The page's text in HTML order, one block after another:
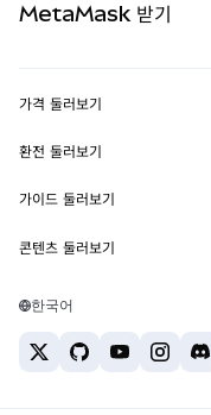
실물자산
MetaMask Connect
Snaps
웹3 서비스
MetaMask 받기
보안
고객 지원
채용
가격 둘러보기
이더리움 가격
솔라나 가격
테더 가격
환전 둘러보기
ETH를 USD로 환전
USDT를 INR로 환전
BTC를 INR로 환전
ETH를 USDT로 환전
가이드 둘러보기
ETH 매수
USDT 매수
콘텐츠 둘러보기
솔라나 지갑
한국어